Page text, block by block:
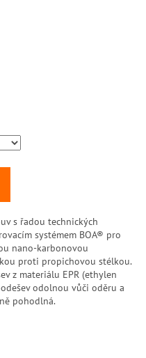
s řadou technických
systémem BOA® pro
nano-karbonovou
proti propichovou stélkou.
z materiálu EPR (ethylen
odolnou vůči oděru a
pohodlná.